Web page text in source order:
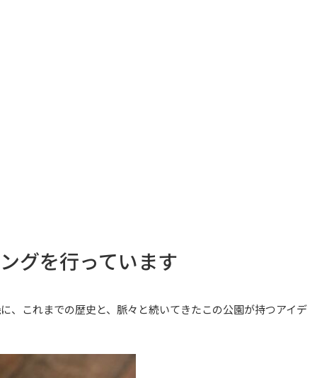
グを行っています
、これまでの歴史と、脈々と続いてきたこの公園が持つアイデ